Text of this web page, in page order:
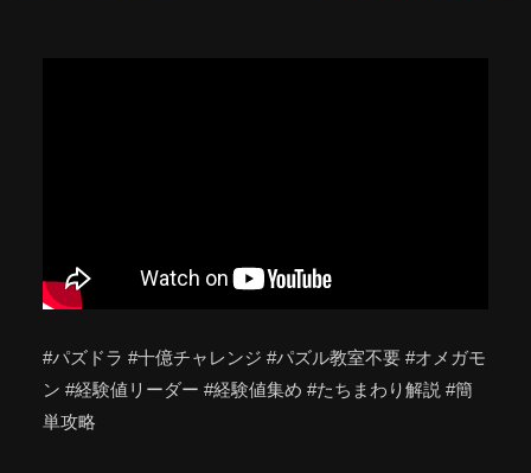
#パズドラ #十億チャレンジ #パズル教室不要 #オメガモ
ン #経験値リーダー #経験値集め #たちまわり解説 #簡
単攻略